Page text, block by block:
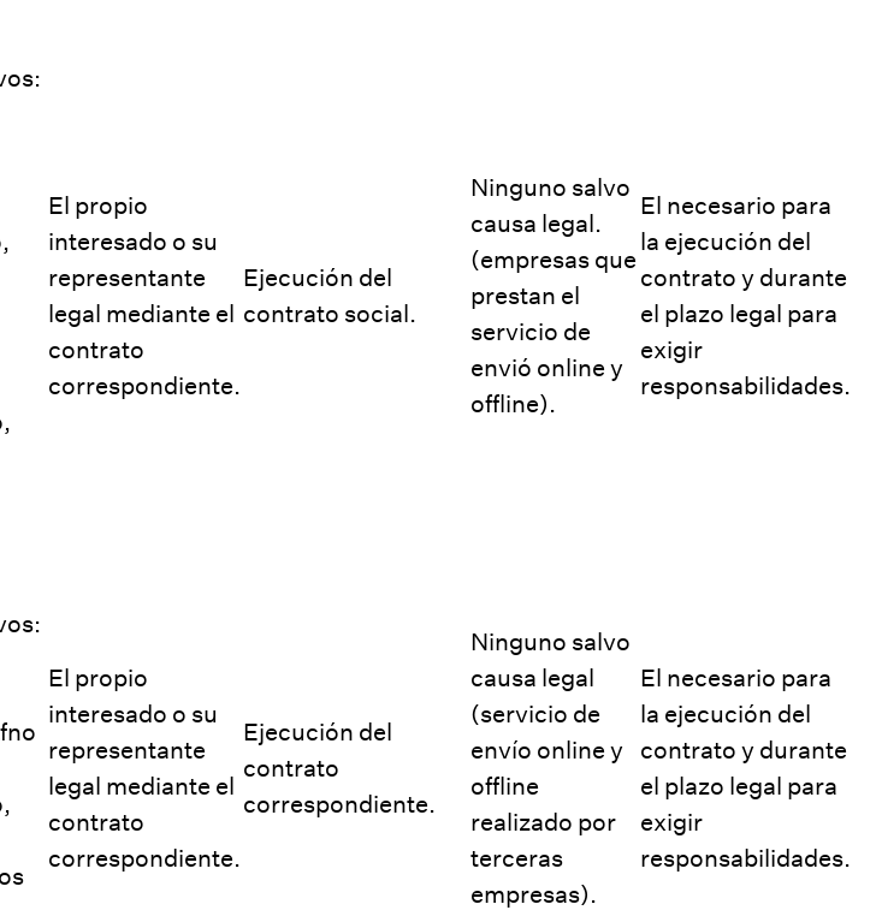
El propio
interesado o su
representante
legal mediante el
contrato
correspondiente.
Ejecución del
contrato social.
Ninguno salvo
causa legal.
(empresas que
prestan el
servicio de
envió online y
offline).
El necesario para
la ejecución del
contrato y durante
el plazo legal para
exigir
responsabilidades.
El propio
interesado o su
representante
legal mediante el
contrato
correspondiente.
Ejecución del
contrato
correspondiente.
Ninguno salvo
causa legal
(servicio de
envío online y
offline
realizado por
terceras
empresas).
El necesario para
la ejecución del
contrato y durante
el plazo legal para
exigir
responsabilidades.